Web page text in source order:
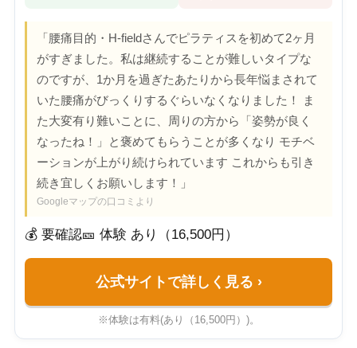
「腰痛目的・H-fieldさんでピラティスを初めて2ヶ月
がすぎました。私は継続することが難しいタイプな
のですが、1か月を過ぎたあたりから長年悩まされて
いた腰痛がびっくりするぐらいなくなりました！ ま
た大変有り難いことに、周りの方から「姿勢が良く
なったね！」と褒めてもらうことが多くなり モチベ
ーションが上がり続けられています これからも引き
続き宜しくお願いします！」
Googleマップの口コミより
💰 要確認🎫 体験 あり（16,500円）
公式サイトで詳しく見る ›
※体験は有料(あり（16,500円）)。